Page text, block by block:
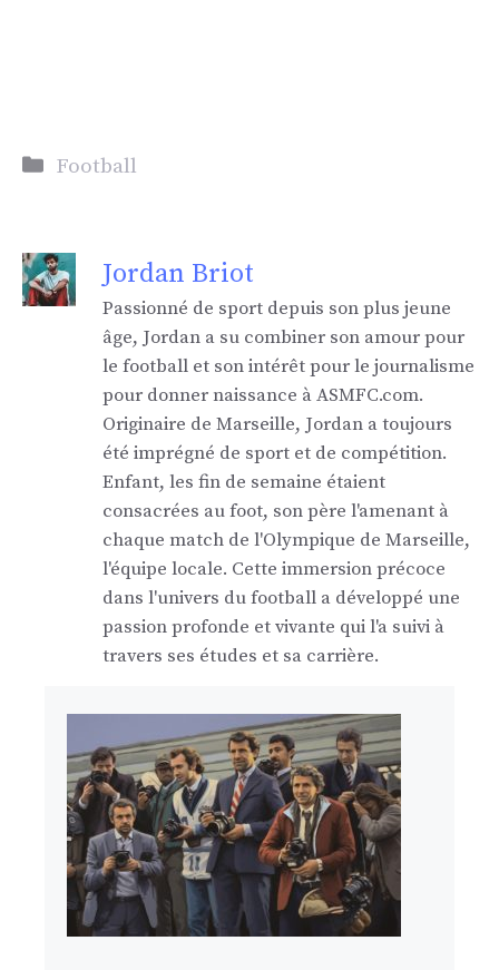
Catégories
Football
Jordan Briot
Passionné de sport depuis son plus jeune
âge, Jordan a su combiner son amour pour
le football et son intérêt pour le journalisme
pour donner naissance à ASMFC.com.
Originaire de Marseille, Jordan a toujours
été imprégné de sport et de compétition.
Enfant, les fin de semaine étaient
consacrées au foot, son père l'amenant à
chaque match de l'Olympique de Marseille,
l'équipe locale. Cette immersion précoce
dans l'univers du football a développé une
passion profonde et vivante qui l'a suivi à
travers ses études et sa carrière.